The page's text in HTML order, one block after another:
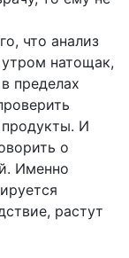
что анализ
натощак,
пределах
И
о
Именно
растут